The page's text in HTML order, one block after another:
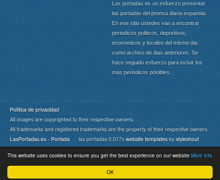
OK
This website uses cookies to ensure you get the best experience on our website More info
Las portadas es un esfuerzo presentar
las portadas del prensa diaria espanola.
En ese sitio ustedes van a encontrar
periodicos politicos, deportivos,
economicos y locales del mismo dia
como archivo de dias anteriores. Se
hace seguido esfuerzo para incluir los
mas periodicos posibles.
Política de privacidad
All images are copyrighted to their respective owners.
All trademarks and registered trademarks are the property of their respective owners.
LasPortadas.es - Portada las portadas 0.017s website templates by styleshout